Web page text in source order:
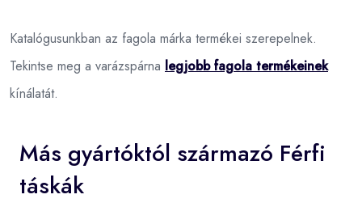
Katalógusunkban az fagola márka termékei szerepelnek.
Tekintse meg a varázspárna legjobb fagola termékeinek
kínálatát.
Más gyártóktól származó Férfi
táskák